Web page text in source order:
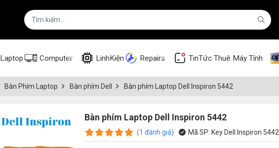
Laptop Computer LinhKiện Repairs TinTức Thuê Máy Tính
Bàn Phím Laptop Bàn phím Dell Bàn phím Laptop Dell Inspiron 5442
Bàn phím Laptop Dell Inspiron 5442
(1 đánh giá) Mã SP: Key Dell Inspiron 5442